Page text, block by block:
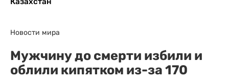
Новости мира
Мужчину до смерти избили и
облили кипятком из-за 170